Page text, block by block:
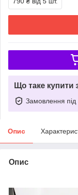
Що таке купити
Замовлення під
Опис
Опис